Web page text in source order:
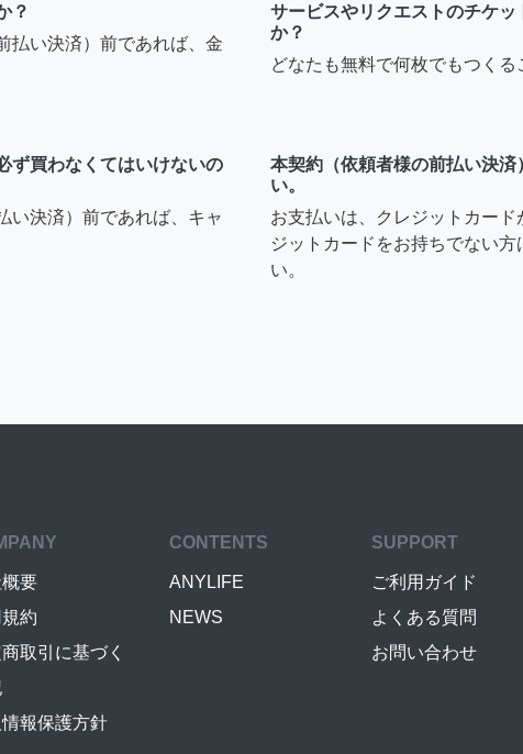
？
払い決済）前であれば、金
サービスやリクエストのチケ
か？
どなたも無料で何枚でもつくる
ず買わなくてはいけないの
い決済）前であれば、キャ
本契約（依頼者様の前払い決
い。
お支払いは、クレジットカー
ジットカードをお持ちでない
い。
要
約
取引に基づく
報保護方針
CONTENTS
ANYLIFE
NEWS
SUPPORT
ご利用ガイド
よくある質問
お問い合わせ